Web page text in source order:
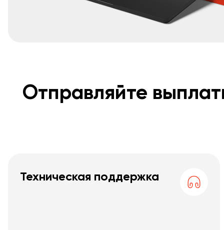
Отправляйте
Техническая поддержка